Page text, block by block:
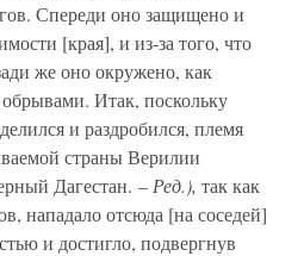
Спереди оно защищено и
[края], и из-за того, что
же оно окружено, как
Итак, поскольку
и раздробился, племя
страны Верилии
Дагестан. – Ред.), так как
нападало отсюда [на соседей]
и достигло, подвергнув